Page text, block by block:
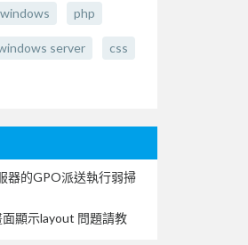
windows php
server css
器的GPO派送執行弱掃
顯示layout 問題請教